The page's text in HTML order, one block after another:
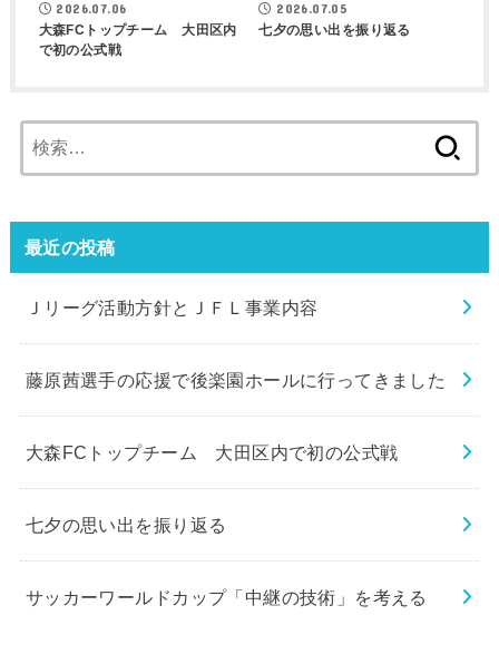
2026.07.06
大森FCトップチーム 大田区内
で初の公式戦
2026.07.05
七夕の思い出を振り返る
索:
最近の投稿
Ｊリーグ活動方針とＪＦＬ事業内容
藤原茜選手の応援で後楽園ホールに行ってきました
大森FCトップチーム 大田区内で初の公式戦
七夕の思い出を振り返る
サッカーワールドカップ「中継の技術」を考える